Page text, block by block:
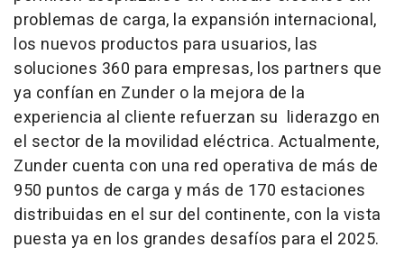
problemas de carga, la expansión internacional,
los nuevos productos para usuarios, las
soluciones 360 para empresas, los partners que
ya confían en Zunder o la mejora de la
experiencia al cliente refuerzan su liderazgo en
el sector de la movilidad eléctrica. Actualmente,
Zunder cuenta con una red operativa de más de
950 puntos de carga y más de 170 estaciones
distribuidas en el sur del continente, con la vista
puesta ya en los grandes desafíos para el 2025.